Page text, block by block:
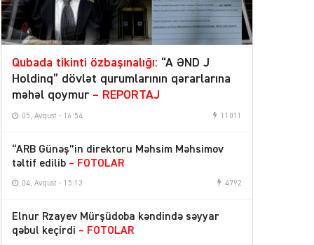
Qubada tikinti özbaşınalığı: “A ƏND J
Holdinq” dövlət qurumlarının qərarlarına
məhəl qoymur – REPORTAJ
05, Avqust - 16:54 11011
“ARB Günəş”in direktoru Məhsim Məhsimov
təltif edilib – FOTOLAR
04, Avqust - 15:13 4792
Elnur Rzayev Mürşüdoba kəndində səyyar
qəbul keçirdi – FOTOLAR